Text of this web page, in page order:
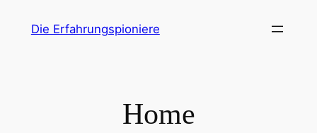
InhaltDie Erfahrungspioniere
Home